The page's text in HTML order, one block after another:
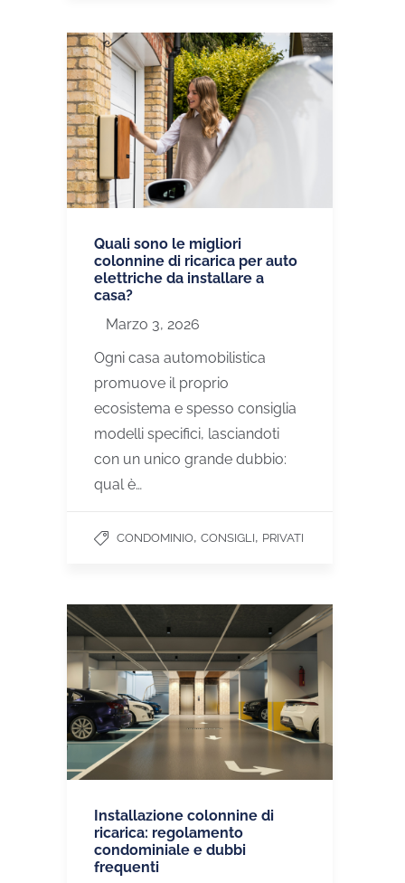
Quali sono le migliori
colonnine di ricarica per auto
elettriche da installare a
casa?
Marzo 3, 2026
Ogni casa automobilistica
promuove il proprio
ecosistema e spesso consiglia
modelli specifici, lasciandoti
con un unico grande dubbio:
qual è…
CONDOMINIO, CONSIGLI, PRIVATI
Installazione colonnine di
ricarica: regolamento
condominiale e dubbi
frequenti